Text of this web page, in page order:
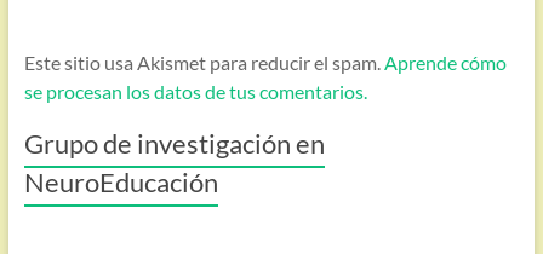
Este sitio usa Akismet para reducir el spam.Aprende cómo
se procesan los datos de tus comentarios.
Grupo de investigación en
NeuroEducación